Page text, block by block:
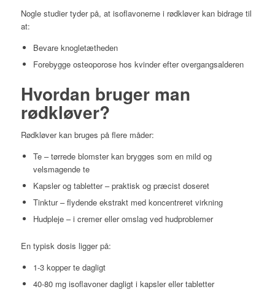
Nogle studier tyder på, at isoflavonerne i rødkløver kan bidrage til
at:
Bevare knogletætheden
Forebygge osteoporose hos kvinder efter overgangsalderen
Hvordan bruger man
rødkløver?
Rødkløver kan bruges på flere måder:
Te – tørrede blomster kan brygges som en mild og
velsmagende te
Kapsler og tabletter – praktisk og præcist doseret
Tinktur – flydende ekstrakt med koncentreret virkning
Hudpleje – i cremer eller omslag ved hudproblemer
En typisk dosis ligger på:
1-3 kopper te dagligt
40-80 mg isoflavoner dagligt i kapsler eller tabletter